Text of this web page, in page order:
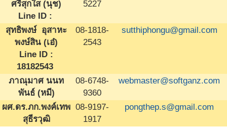
ศรีสุกใส (นุช)
Line ID :
5227
สุทธิพงษ์ อุสาหะ
พงษ์สิน (เอ๋)
Line ID :
18182543
08-1818-
2543
sutthiphongu@gmail.com
ภาณุมาศ นนท
พันธ์ (หมี)
08-6748-
9360
webmaster@softganz.com
ผศ.ดร.ภก.พงค์เทพ
สุธีรวุฒิ
08-9197-
1917
pongthep.s@gmail.com